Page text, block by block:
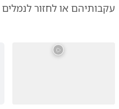
עקבותיהם או לחזור